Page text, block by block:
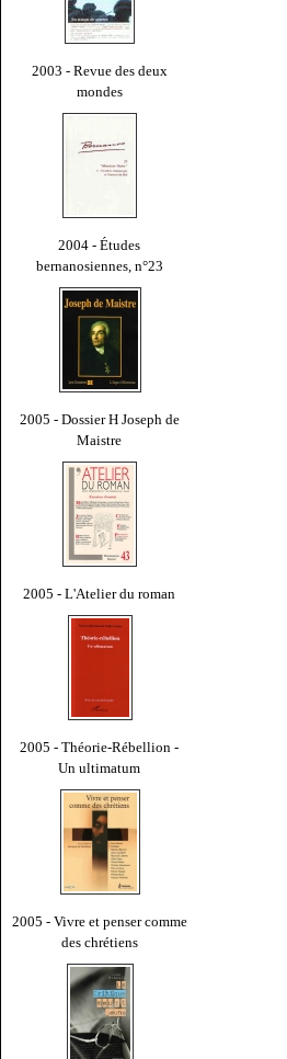
2003 - Revue des deux
mondes
2004 - Études
bernanosiennes, n°23
2005 - Dossier H Joseph de
Maistre
2005 - L'Atelier du roman
2005 - Théorie-Rébellion -
Un ultimatum
2005 - Vivre et penser comme
des chrétiens